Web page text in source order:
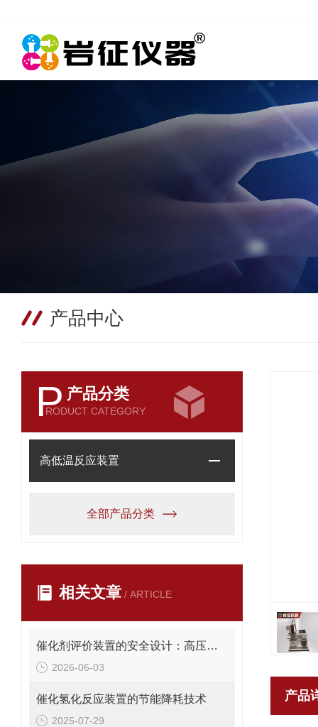
产品中心
P 产品分类
RODUCT CATEGORY
高低温反应装置
全部产品分类
相关文章 / ARTICLE
催化剂评价装置的安全设计：高压、高温、有毒有害产物的防护
2026-06-03
催化氢化反应装置的节能降耗技术
2025-07-29
产品